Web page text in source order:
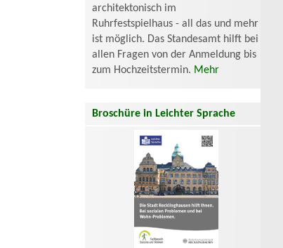
architektonisch im
Ruhrfestspielhaus - all das und mehr
ist möglich. Das Standesamt hilft bei
allen Fragen von der Anmeldung bis
zum Hochzeitstermin. Mehr
Broschüre in Leichter Sprache